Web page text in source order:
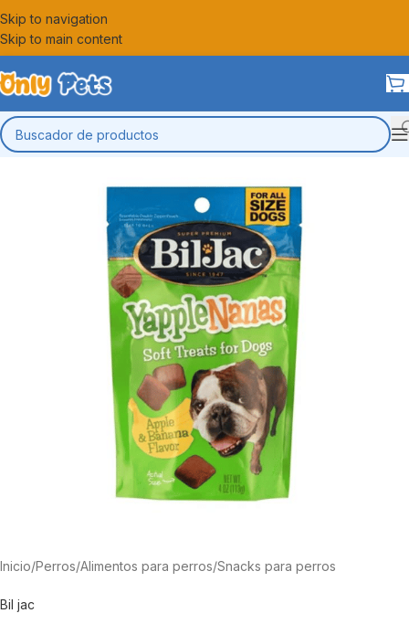
Skip to navigation
Skip to main content
Inicio/Perros/Alimentos para perros/Snacks para perros
Bil jac